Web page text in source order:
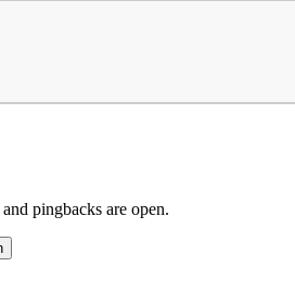
and pingbacks are open.